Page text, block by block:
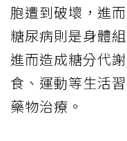
胞遭到破壞，進
糖尿病則是身體
進而造成糖分代
食、運動等生活
藥物治療。